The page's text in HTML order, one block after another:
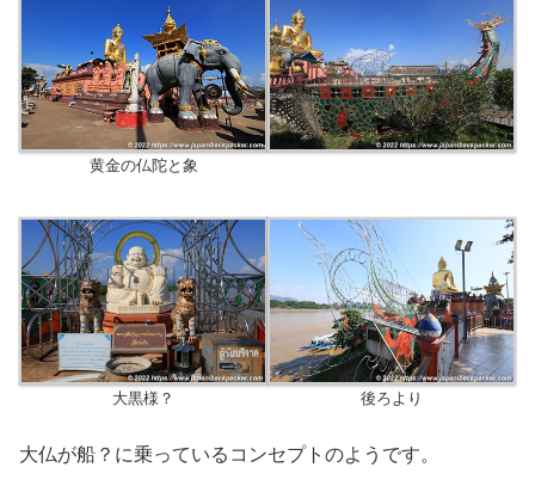
黄金の仏陀と象
大黒様？ 後ろより
大仏が船？に乗っているコンセプトのようです。